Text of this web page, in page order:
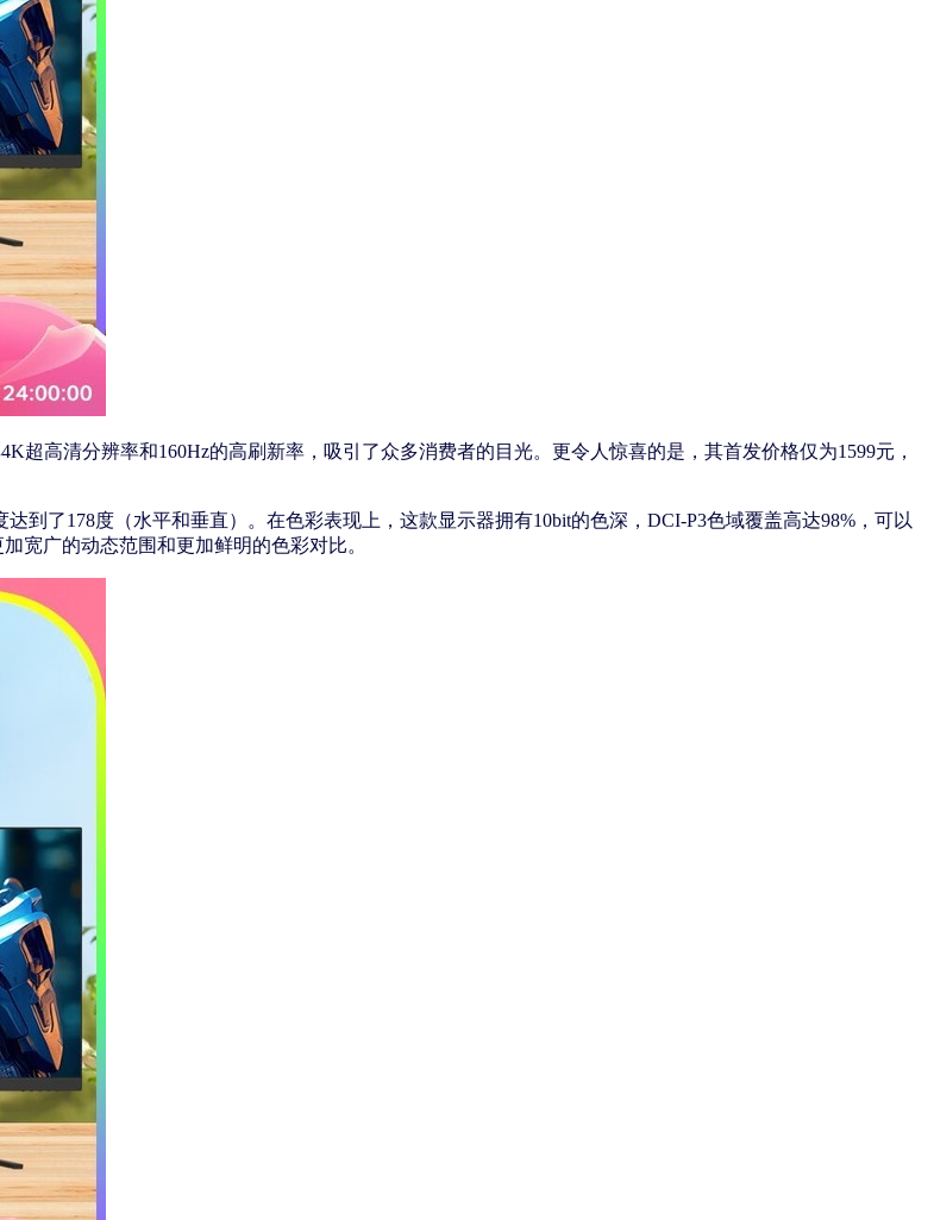
高清分辨率和160Hz的高刷新率，吸引了众多消费者的目光。更令人惊喜的是，其首发价格仅为1599元，
到了178度（水平和垂直）。在色彩表现上，这款显示器拥有10bit的色深，DCI-P3色域覆盖高达98%，可以
宽广的动态范围和更加鲜明的色彩对比。